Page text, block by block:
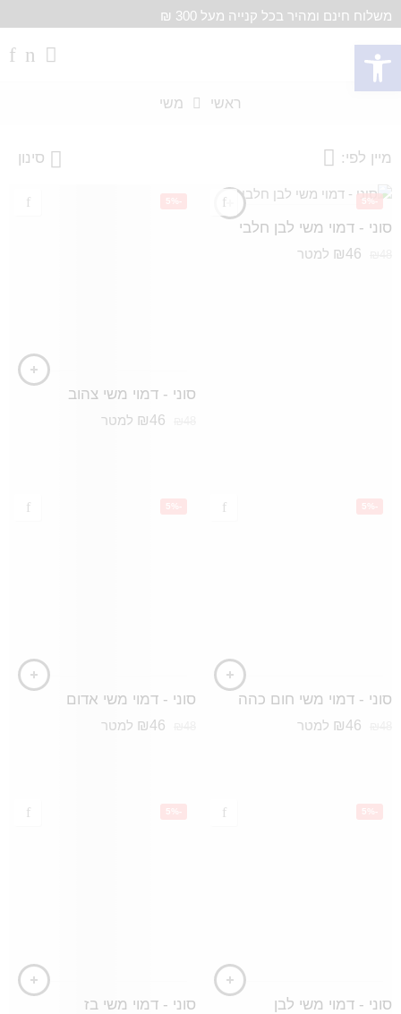
פתח סרגל נגישות
משלוח חינם ומהיר בכל קנייה מעל 300 ₪
ראשי משי
סינון מיין לפי:
-5%
סוני - דמוי משי לבן חלבי
₪46 למטר
-5%
סוני - דמוי משי צהוב
₪46 למטר
-5%
סוני - דמוי משי חום כהה
₪46 למטר
-5%
סוני - דמוי משי אדום
₪46 למטר
-5%
סוני - דמוי משי לבן
-5%
סוני - דמוי משי בז